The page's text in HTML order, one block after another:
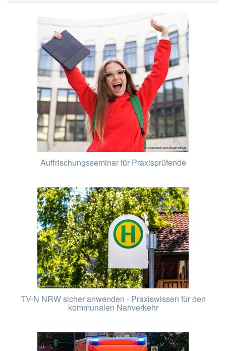
Auffrischungsseminar für Praxisprüfende
TV-N NRW sicher anwenden - Praxiswissen für den
kommunalen Nahverkehr